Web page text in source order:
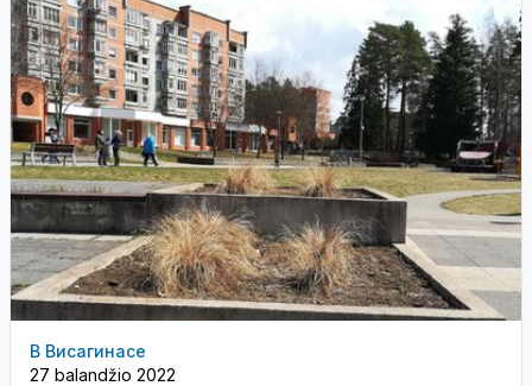
В Висагинасе
27 balandžio 2022